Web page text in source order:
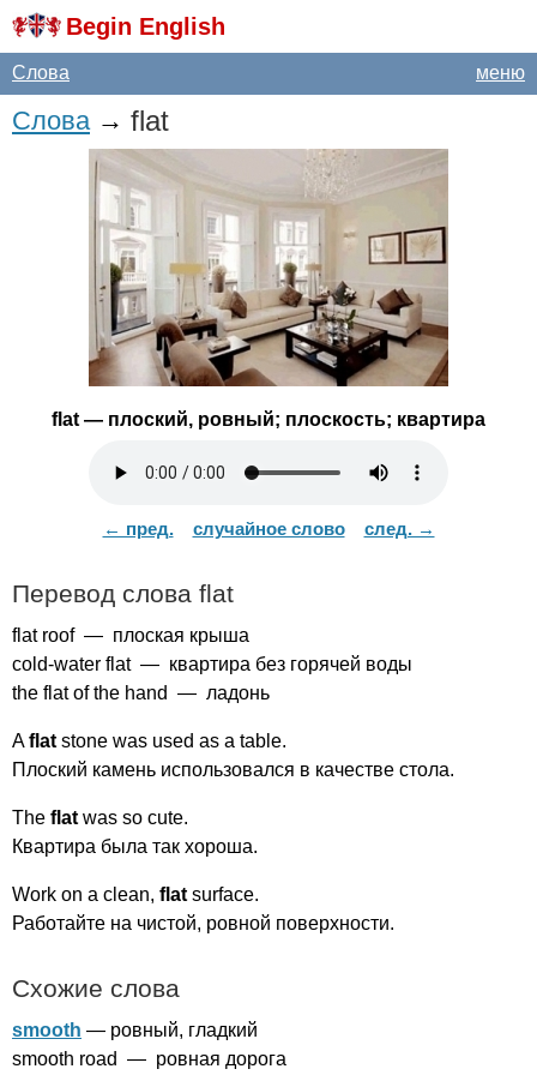
Begin English
меню
Слова
Слова→ flat
flat — плоский, ровный; плоскость; квартира
← пред. случайное слово след. →
Перевод слова flat
flat roof— плоская крыша
cold-water flat— квартира без горячей воды
the flat of the hand — ладонь
A flat stone was used as a table.
Плоский камень использовался в качестве стола.
The flat was so cute.
Квартира была так хороша.
Work on a clean, flat surface.
Работайте на чистой, ровной поверхности.
Схожие слова
smooth — ровный, гладкий
smooth road — ровная дорога